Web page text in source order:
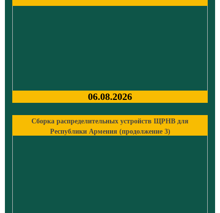
06.08.2026
Сборка распределительных устройств ЩРНВ для
Республики Армения (продолжение 3)